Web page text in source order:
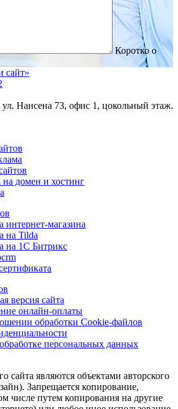
Коротко о
Нансена 73, офис 1, цокольный этаж.
на домен и хостинг
интернет-магазина
на Tilda
на 1С Битрикс
версия сайта
онлайн-оплаты
обработки Cookie-файлов
персональных данных
сайта являются объектами авторского
Запрещается копирование,
числе путем копирования на другие